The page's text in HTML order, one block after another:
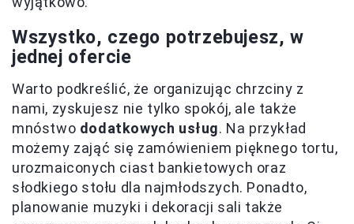
Wszystko, czego potrzebujesz, w
jednej ofercie
Warto podkreślić, że organizując chrzciny z
nami, zyskujesz nie tylko spokój, ale także
mnóstwo dodatkowych usług. Na przykład
możemy zająć się zamówieniem pięknego tortu,
urozmaiconych ciast bankietowych oraz
słodkiego stołu dla najmłodszych. Ponadto,
planowanie muzyki i dekoracji sali także